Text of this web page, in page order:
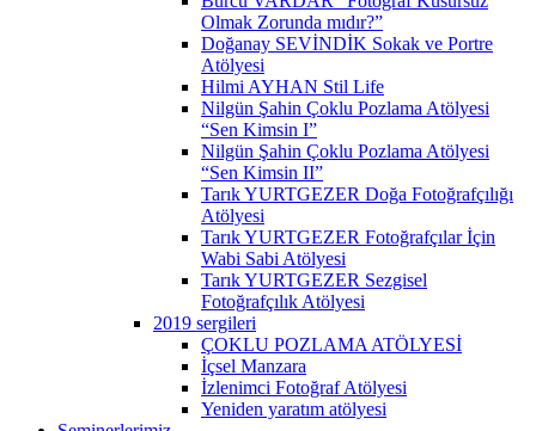
Olmak Zorunda mıdır?”
Doğanay SEVİNDİK Sokak ve Portre
Atölyesi
Hilmi AYHAN Stil Life
Nilgün Şahin Çoklu Pozlama Atölyesi
“Sen Kimsin I”
Nilgün Şahin Çoklu Pozlama Atölyesi
“Sen Kimsin II”
Tarık YURTGEZER Doğa Fotoğrafçılığı
Atölyesi
Tarık YURTGEZER Fotoğrafçılar İçin
Wabi Sabi Atölyesi
Tarık YURTGEZER Sezgisel
Fotoğrafçılık Atölyesi
2019 sergileri
ÇOKLU POZLAMA ATÖLYESİ
İçsel Manzara
İzlenimci Fotoğraf Atölyesi
Yeniden yaratım atölyesi